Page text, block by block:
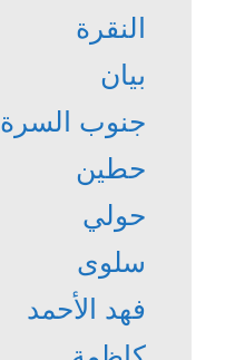
النقرة
بيان
جنوب السرة
حطين
حولي
سلوى
فهد الأحمد